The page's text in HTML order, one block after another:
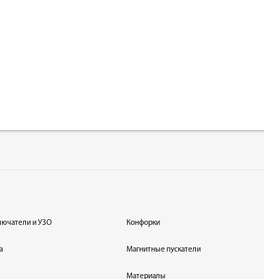
и УЗО Конфорки
Магнитные пускатели
Материалы